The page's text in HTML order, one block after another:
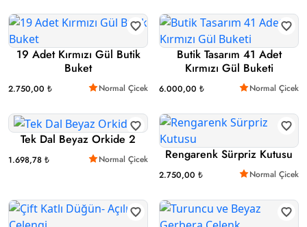
19 Adet Kırmızı Gül Butik
Buket
2.750,00 ₺ Normal Çicek
Butik Tasarım 41 Adet
Kırmızı Gül Buketi
6.000,00 ₺ Normal Çicek
Tek Dal Beyaz Orkide 2
1.698,78 ₺ Normal Çicek Rengarenk Sürpriz Kutusu
2.750,00 ₺ Normal Çicek